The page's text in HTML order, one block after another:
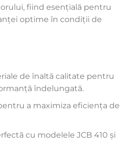
fiind esențială pentru
optime în condiții de
de înaltă calitate pentru
îndelungată.
a maximiza eficiența de
cu modelele JCB 410 și